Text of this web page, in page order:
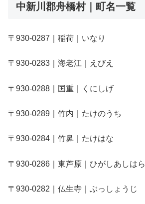
中新川郡舟橋村｜町名一覧
〒930-0287｜稲荷｜いなり
〒930-0283｜海老江｜えびえ
〒930-0288｜国重｜くにしげ
〒930-0289｜竹内｜たけのうち
〒930-0284｜竹鼻｜たけはな
〒930-0286｜東芦原｜ひがしあしはら
〒930-0282｜仏生寺｜ぶっしょうじ